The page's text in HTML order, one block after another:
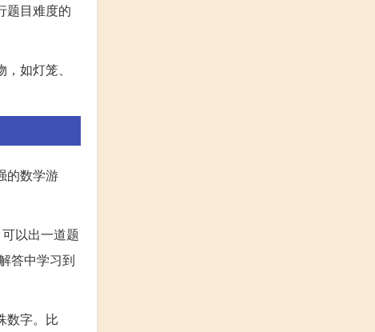
题目难度的
如灯笼、
的数学游
以出一道题
答中学习到
数字。比